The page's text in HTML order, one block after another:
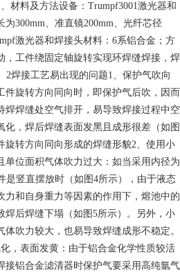
材料及方法设备：Trumpf3001激光器和
300mm、准直镜200mm、光纤芯径
激光器和焊接头材料：6系铝合金；方
，工件绕固定轴旋转实现环焊缝焊接，焊
焊接工艺易出现的问题1、保护气吹向
件旋转方向同向时，即保护气后吹，因而
焊焊缝处空气排开，易导致焊接过程中空
，焊后焊缝表面发黑且成形很差（如图
旋转方向同向形成的焊缝形貌2、使用小
单位面积气体吹力过大：如当采用内径为
是竖直摆放时（如图4所示），由于液态
力和自身重力等因素的作用下，熔池中的
焊后焊缝下塌（如图5所示）。另外，小
吹力较大，也易导致焊缝成形不稳定。
，表面发黄：由于铝合金化学性质较活
接铝合金滤清器时保护气要采用高纯氩气